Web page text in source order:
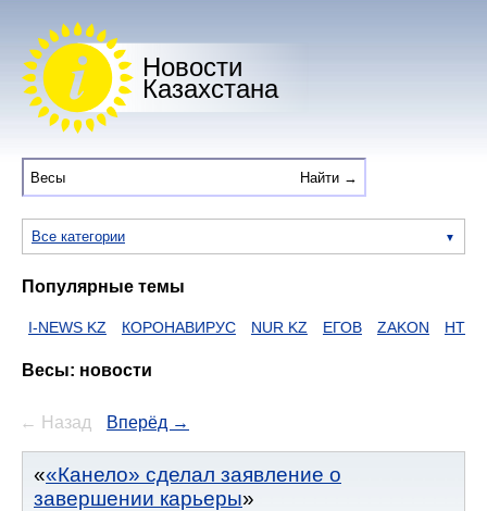
Новости
Казахстана
Все категории
Популярные темы
KZ КОРОНАВИРУС NUR KZ ЕГОВ ZAKON HTTPS I
Весы: новости
← Назад Вперёд →
«Канело» сделал заявление о
завершении карьеры